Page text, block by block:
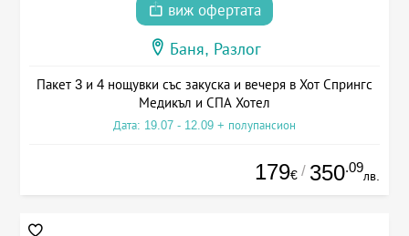
виж офертата
Баня, Разлог
Пакет 3 и 4 нощувки със закуска и вечеря в Хот Спрингс
Медикъл и СПА Хотел
Дата: 19.07 - 12.09 + полупансион
179€ / 350.09
лв.